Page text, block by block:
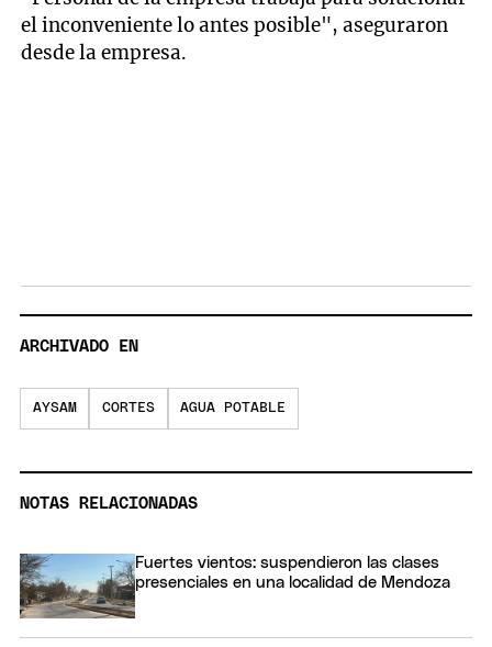
el inconveniente lo antes posible", aseguraron
desde la empresa.
ARCHIVADO EN
AYSAM CORTES AGUA POTABLE
NOTAS RELACIONADAS
Fuertes vientos: suspendieron las clases
presenciales en una localidad de Mendoza